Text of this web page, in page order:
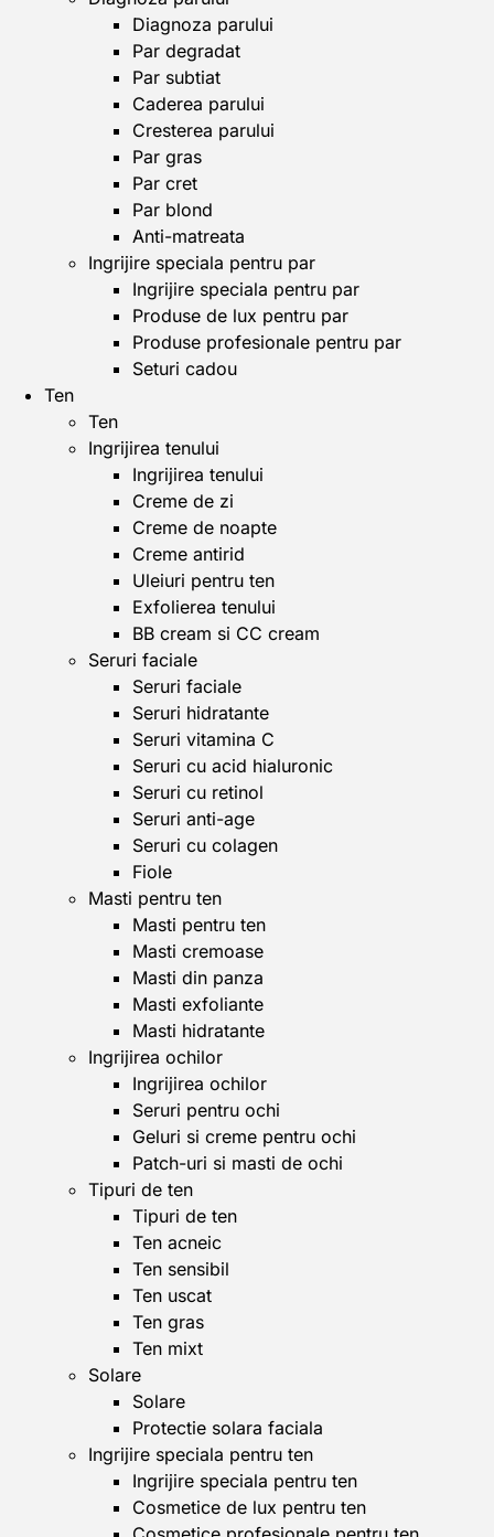
Diagnoza parului
Par degradat
Par subtiat
Caderea parului
Cresterea parului
Par gras
Par cret
Par blond
Anti-matreata
Ingrijire speciala pentru par
Ingrijire speciala pentru par
Produse de lux pentru par
Produse profesionale pentru par
Seturi cadou
Ten
Ten
Ingrijirea tenului
Ingrijirea tenului
Creme de zi
Creme de noapte
Creme antirid
Uleiuri pentru ten
Exfolierea tenului
BB cream si CC cream
Seruri faciale
Seruri faciale
Seruri hidratante
Seruri vitamina C
Seruri cu acid hialuronic
Seruri cu retinol
Seruri anti-age
Seruri cu colagen
Fiole
Masti pentru ten
Masti pentru ten
Masti cremoase
Masti din panza
Masti exfoliante
Masti hidratante
Ingrijirea ochilor
Ingrijirea ochilor
Seruri pentru ochi
Geluri si creme pentru ochi
Patch-uri si masti de ochi
Tipuri de ten
Tipuri de ten
Ten acneic
Ten sensibil
Ten uscat
Ten gras
Ten mixt
Solare
Solare
Protectie solara faciala
Ingrijire speciala pentru ten
Ingrijire speciala pentru ten
Cosmetice de lux pentru ten